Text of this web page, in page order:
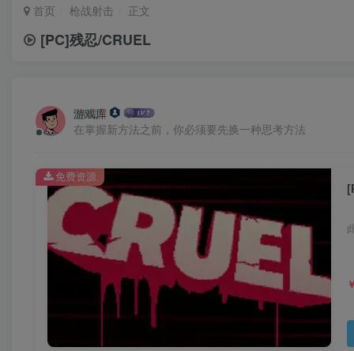
首页 枪战射击 正文
[PC]残忍/CRUEL
游戏库
在掌握新方法之前，你必须要先换一种思考方法
免费资源